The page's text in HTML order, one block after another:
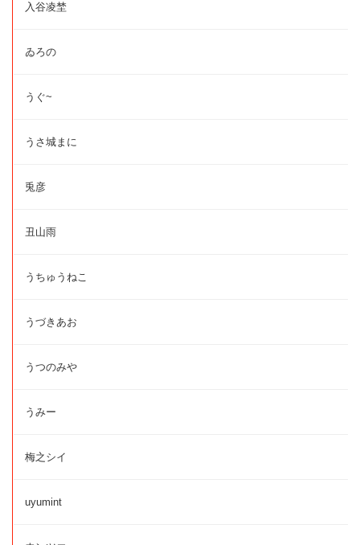
入谷凌埜
ゐろの
うぐ~
うさ城まに
兎彦
丑山雨
うちゅうねこ
うづきあお
うつのみや
うみー
梅之シイ
uyumint